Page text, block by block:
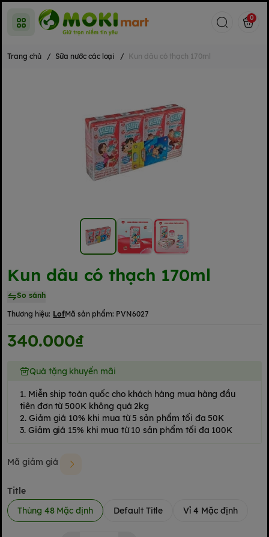
0
Trang chủ / Sữa nước các loại / Kun dâu có thạch 170ml
Kun dâu có thạch 170ml
So sánh
Thương hiệu: LofMã sản phẩm: PVN6027
340.000₫
Quà tặng khuyến mãi
1. Miễn ship toàn quốc cho khách hàng mua hàng đầu
tiên đơn từ 500K không quá 2kg
2. Giảm giá 10% khi mua từ 5 sản phẩm tối đa 50K
3. Giảm giá 15% khi mua từ 10 sản phẩm tối đa 100K
Mã giảm giá
Title
Thùng 48 Mặc định
Default Title Vỉ 4 Mặc định